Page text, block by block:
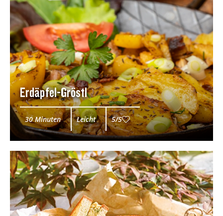
Erdäpfel-Gröstl
30 Minuten Leicht 5/5